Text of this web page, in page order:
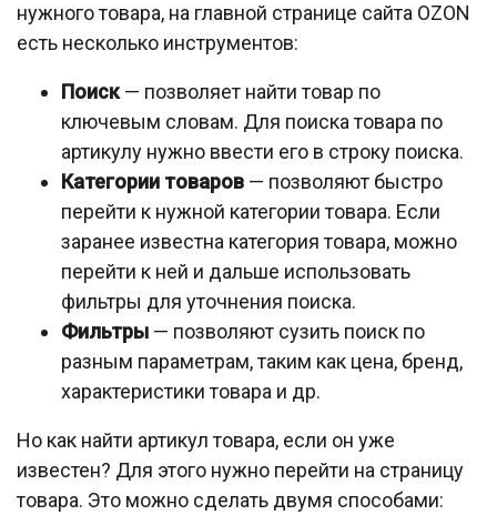
нужного товара, на главной странице сайта OZON
есть несколько инструментов:
Поиск— позволяет найти товар по
ключевым словам. Для поиска товара по
артикулу нужно ввести его в строку поиска.
Категории товаров — позволяют быстро
перейти к нужной категории товара. Если
заранее известна категория товара, можно
перейти к ней и дальше использовать
фильтры для уточнения поиска.
Фильтры — позволяют сузить поиск по
разным параметрам, таким как цена, бренд,
характеристики товара и др.
Но как найти артикул товара, если он уже
известен? Для этого нужно перейти на страницу
товара. Это можно сделать двумя способами: